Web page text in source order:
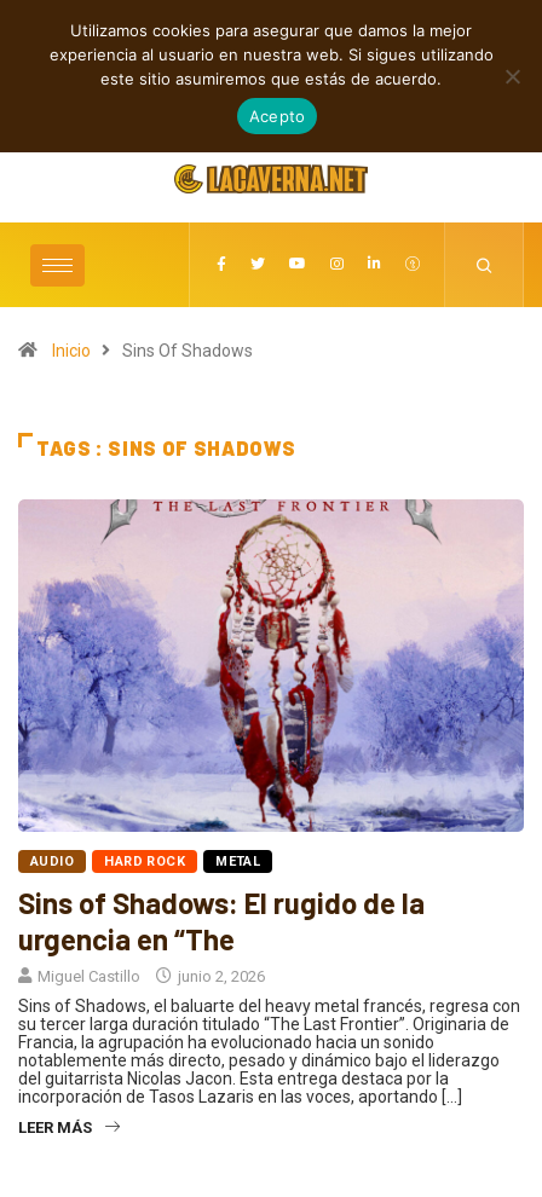
TENDENCIAS
dejan huella en la escena independiente Vincent Projects: La fusión
agosto 5, 2026
Inicio Sins Of Shadows
TAGS : SINS OF SHADOWS
AUDIO HARD ROCK METAL
Sins of Shadows: El rugido de la
urgencia en “The
Miguel Castillo junio 2, 2026
Sins of Shadows, el baluarte del heavy metal francés, regresa con
su tercer larga duración titulado “The Last Frontier”. Originaria de
Francia, la agrupación ha evolucionado hacia un sonido
notablemente más directo, pesado y dinámico bajo el liderazgo
del guitarrista Nicolas Jacon. Esta entrega destaca por la
incorporación de Tasos Lazaris en las voces, aportando […]
LEER MÁS
Utilizamos cookies para asegurar que damos la mejor
experiencia al usuario en nuestra web. Si sigues utilizando
este sitio asumiremos que estás de acuerdo.
Acepto